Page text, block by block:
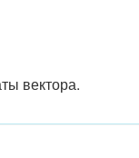
вектора.